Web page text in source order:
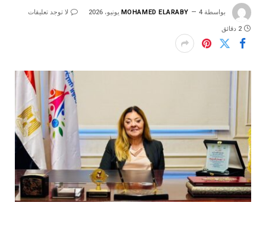
بواسطة MOHAMED ELARABY 4 يونيو، 2026 لا توجد تعليقات
2 دقائق